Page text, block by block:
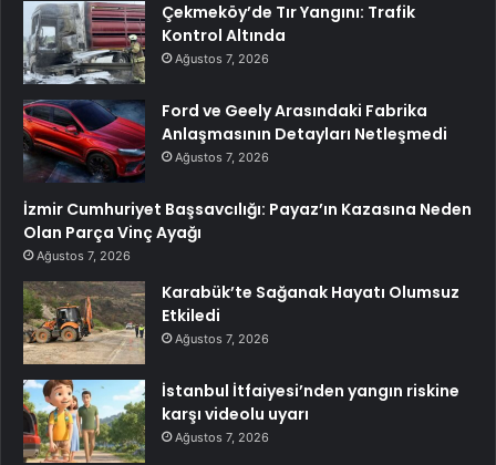
Çekmeköy’de Tır Yangını: Trafik
Kontrol Altında
Ağustos 7, 2026
Ford ve Geely Arasındaki Fabrika
Anlaşmasının Detayları Netleşmedi
Ağustos 7, 2026
İzmir Cumhuriyet Başsavcılığı: Payaz’ın Kazasına Neden
Olan Parça Vinç Ayağı
Ağustos 7, 2026
Karabük’te Sağanak Hayatı Olumsuz
Etkiledi
Ağustos 7, 2026
İstanbul İtfaiyesi’nden yangın riskine
karşı videolu uyarı
Ağustos 7, 2026